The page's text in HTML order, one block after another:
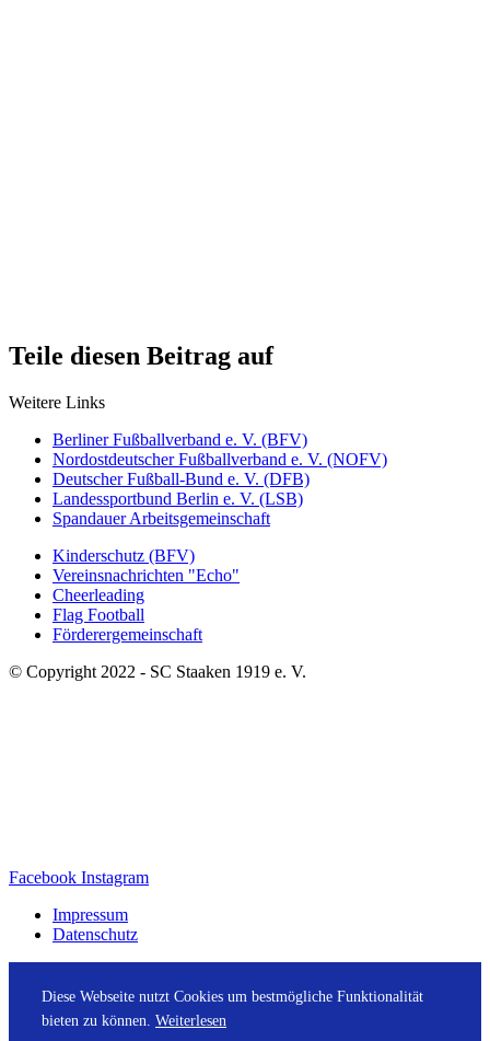
Teile diesen Beitrag auf
Weitere Links
Berliner Fußballverband e. V. (BFV)
Nordostdeutscher Fußballverband e. V. (NOFV)
Deutscher Fußball-Bund e. V. (DFB)
Landessportbund Berlin e. V. (LSB)
Spandauer Arbeitsgemeinschaft
Kinderschutz (BFV)
Vereinsnachrichten "Echo"
Cheerleading
Flag Football
Förderergemeinschaft
© Copyright 2022 - SC Staaken 1919 e. V.
Facebook Instagram
Impressum
Datenschutz
Diese Webseite nutzt Cookies um bestmögliche Funktionalität
bieten zu können. Weiterlesen